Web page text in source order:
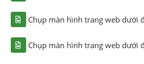
Chụp màn hình trang web dưới
Chụp màn hình trang web dưới